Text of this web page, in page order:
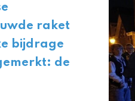
raket
bijdrage
de